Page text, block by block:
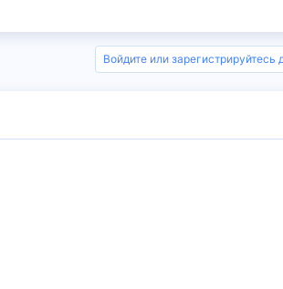
Войдите или зарегистрируйтесь